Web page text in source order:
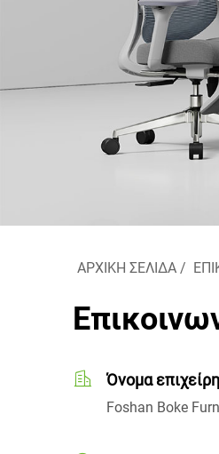
ΑΡΧΙΚΉ ΣΕΛΊΔΑ /
Όνομα
Foshan Boke